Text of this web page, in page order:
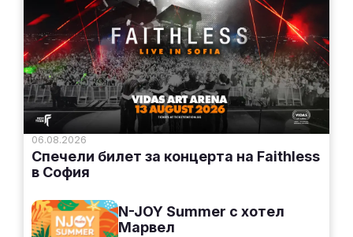
06.08.2026
Спечели билет за концерта на Faithless
в София
N-JOY Summer с хотел
Марвел